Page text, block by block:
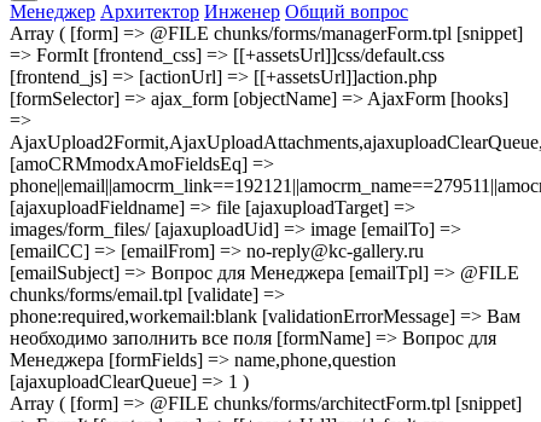
Менеджер Архитектор Инженер Общий вопрос
Array ( [form] => @FILE chunks/forms/managerForm.tpl [snippet]
=> FormIt [frontend_css] => [[+assetsUrl]]css/default.css
[frontend_js] => [actionUrl] => [[+assetsUrl]]action.php
[formSelector] => ajax_form [objectName] => AjaxForm [hooks]
=>
[amoCRMmodxAmoFieldsEq] =>
[ajaxuploadFieldname] => file [ajaxuploadTarget] =>
images/form_files/ [ajaxuploadUid] => image [emailTo] =>
[emailCC] => [emailFrom] => no-reply@kc-gallery.ru
[emailSubject] => Вопрос для Менеджера [emailTpl] => @FILE
chunks/forms/email.tpl [validate] =>
phone:required,workemail:blank [validationErrorMessage] => Вам
необходимо заполнить все поля [formName] => Вопрос для
Менеджера [formFields] => name,phone,question
[ajaxuploadClearQueue] => 1 )
Array ( [form] => @FILE chunks/forms/architectForm.tpl [snippet]